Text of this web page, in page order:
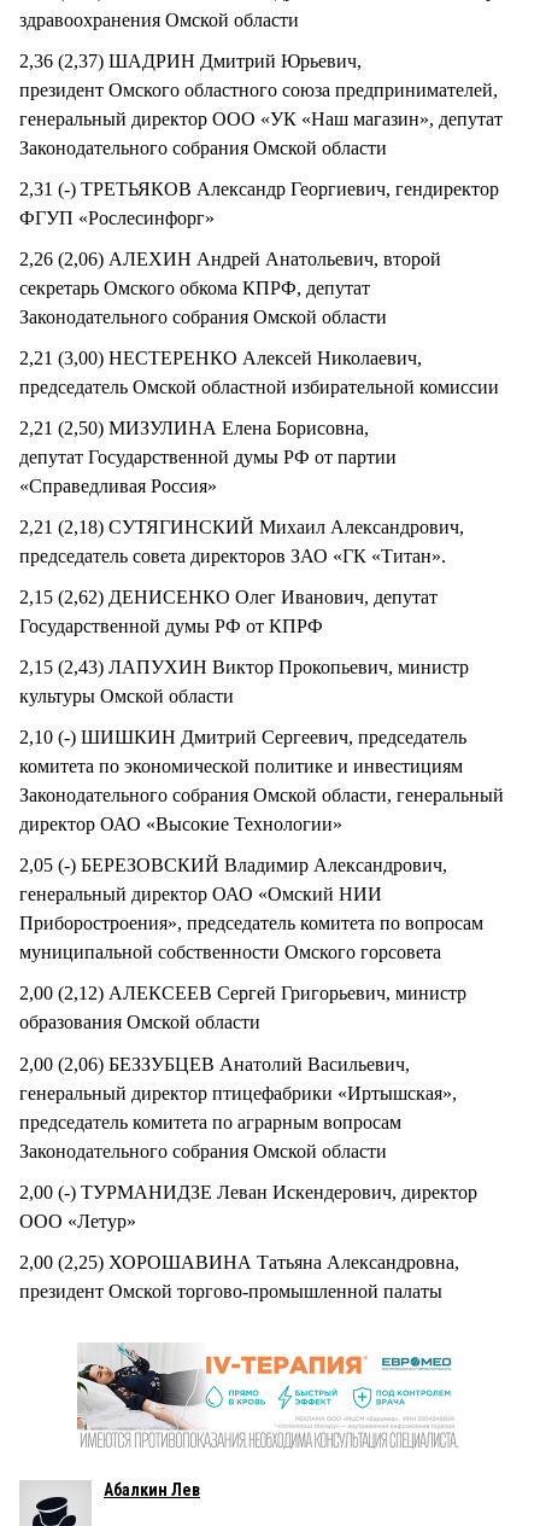
здравоохранения Омской области
2,36 (2,37) ШАДРИН Дмитрий Юрьевич,
президент Омского областного союза предпринимателей,
генеральный директор ООО «УК «Наш магазин», депутат
Законодательного собрания Омской области
2,31 (-) ТРЕТЬЯКОВ Александр Георгиевич, гендиректор
ФГУП «Рослесинфорг»
2,26 (2,06) АЛЕХИН Андрей Анатольевич, второй
секретарь Омского обкома КПРФ, депутат
Законодательного собрания Омской области
2,21 (3,00) НЕСТЕРЕНКО Алексей Николаевич,
председатель Омской областной избирательной комиссии
2,21 (2,50) МИЗУЛИНА Елена Борисовна,
депутат Государственной думы РФ от партии
«Справедливая Россия»
2,21 (2,18) СУТЯГИНСКИЙ Михаил Александрович,
председатель совета директоров ЗАО «ГК «Титан».
2,15 (2,62) ДЕНИСЕНКО Олег Иванович, депутат
Государственной думы РФ от КПРФ
2,15 (2,43) ЛАПУХИН Виктор Прокопьевич, министр
культуры Омской области
2,10 (-) ШИШКИН Дмитрий Сергеевич, председатель
комитета по экономической политике и инвестициям
Законодательного собрания Омской области, генеральный
директор ОАО «Высокие Технологии»
2,05 (-) БЕРЕЗОВСКИЙ Владимир Александрович,
генеральный директор ОАО «Омский НИИ
Приборостроения», председатель комитета по вопросам
муниципальной собственности Омского горсовета
2,00 (2,12) АЛЕКСЕЕВ Сергей Григорьевич, министр
образования Омской области
2,00 (2,06) БЕЗЗУБЦЕВ Анатолий Васильевич,
генеральный директор птицефабрики «Иртышская»,
председатель комитета по аграрным вопросам
Законодательного собрания Омской области
2,00 (-) ТУРМАНИДЗЕ Леван Искендерович, директор
ООО «Летур»
2,00 (2,25) ХОРОШАВИНА Татьяна Александровна,
президент Омской торгово-промышленной палаты
Абалкин Лев